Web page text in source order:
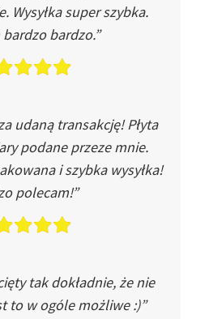
Wysyłka super szybka.
bardzo.”
udaną transakcję! Płyta
podane przeze mnie.
i szybka wysyłka!
polecam!”
tak dokładnie, że nie
to w ogóle możliwe :)”